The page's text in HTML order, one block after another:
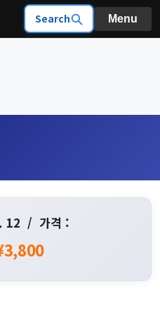
Search Menu
12 / 가격 :